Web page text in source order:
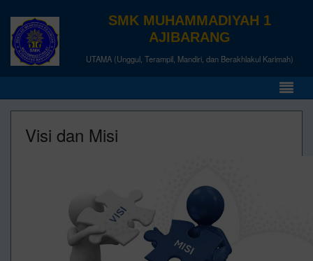
SMK MUHAMMADIYAH 1
AJIBARANG
UTAMA (Unggul, Terampil, Mandiri, dan Berakhlakul Karimah)
Visi dan Misi